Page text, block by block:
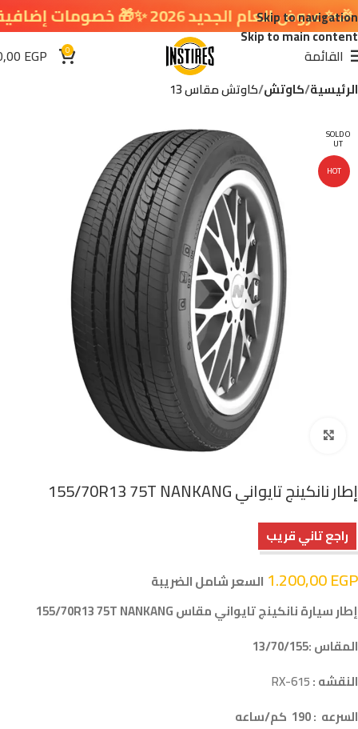
Skip to navigation
Skip to main content
القائمة 0
EGP
الرئيسية كاوتش كاوتش مقاس 13
SOLD O
UT
HOT
إطار نانكينج تايواني 155/70R13 75T NANKANG
راجع تاني قريب
1.200,00EGP
السعر شامل الضريبة
إطار سيارة نانكينج تايواني مقاس 155/70R13 75T NANKANG
المقاس :13/70/155
النقشه :RX-615
السرعه : 190 كم/ساعه
الجديد 2026 ✨🎁 خصومات إضافية في سلة التسوق 🔥